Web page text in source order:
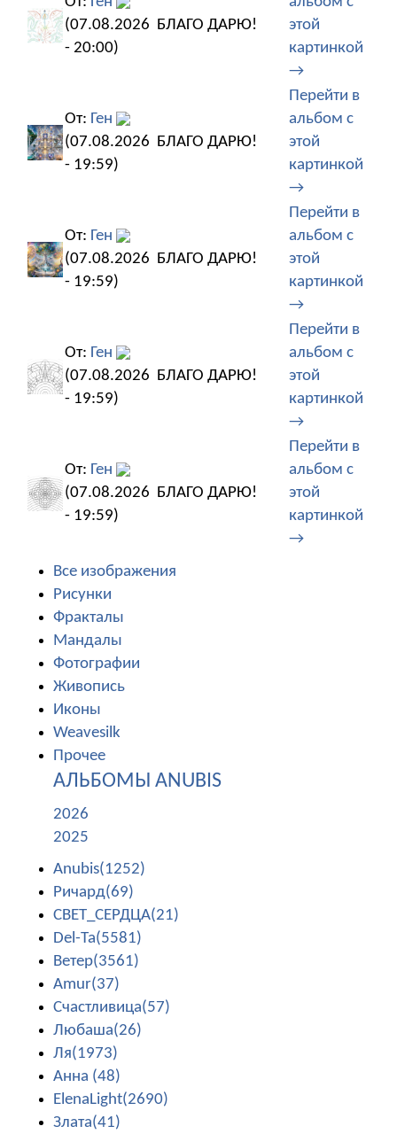
(07.08.2026
- 20:00)
БЛАГО ДАРЮ!
этой
картинкой
→
От: Ген
(07.08.2026
- 19:59)
БЛАГО ДАРЮ!
Перейти в
альбом с
этой
картинкой
→
От: Ген
(07.08.2026
- 19:59)
БЛАГО ДАРЮ!
Перейти в
альбом с
этой
картинкой
→
От: Ген
(07.08.2026
- 19:59)
БЛАГО ДАРЮ!
Перейти в
альбом с
этой
картинкой
→
От: Ген
(07.08.2026
- 19:59)
БЛАГО ДАРЮ!
Перейти в
альбом с
этой
картинкой
→
Все изображения
Рисунки
Фракталы
Мандалы
Фотографии
Живопись
Иконы
Weavesilk
Прочее
АЛЬБОМЫ ANUBIS
2026
2025
Anubis(1252)
Ричард(69)
СВЕТ_СЕРДЦА(21)
Del-Ta(5581)
Ветер(3561)
Amur(37)
Счастливица(57)
Любаша(26)
Ля(1973)
Анна (48)
ElenaLight(2690)
Злата(41)